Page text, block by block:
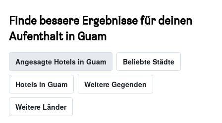
Finde bessere Ergebnisse für deinen
Aufenthalt in Guam
Angesagte Hotels in Guam Beliebte Städte
Hotels in Guam Weitere Gegenden
Weitere Länder